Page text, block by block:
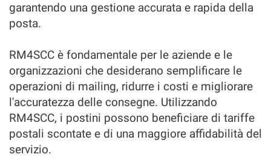
garantendo una gestione accurata e rapida della
posta.
RM4SCC è fondamentale per le aziende e le
organizzazioni che desiderano semplificare le
operazioni di mailing, ridurre i costi e migliorare
l'accuratezza delle consegne. Utilizzando
RM4SCC, i postini possono beneficiare di tariffe
postali scontate e di una maggiore affidabilità del
servizio.